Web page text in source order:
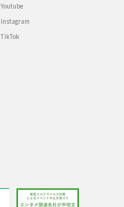
Youtube
Instagram
TikTok